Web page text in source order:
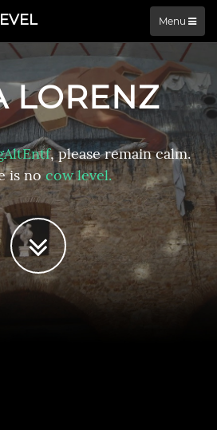
Menu
LORENZ
, please remain calm.
is nocow level.